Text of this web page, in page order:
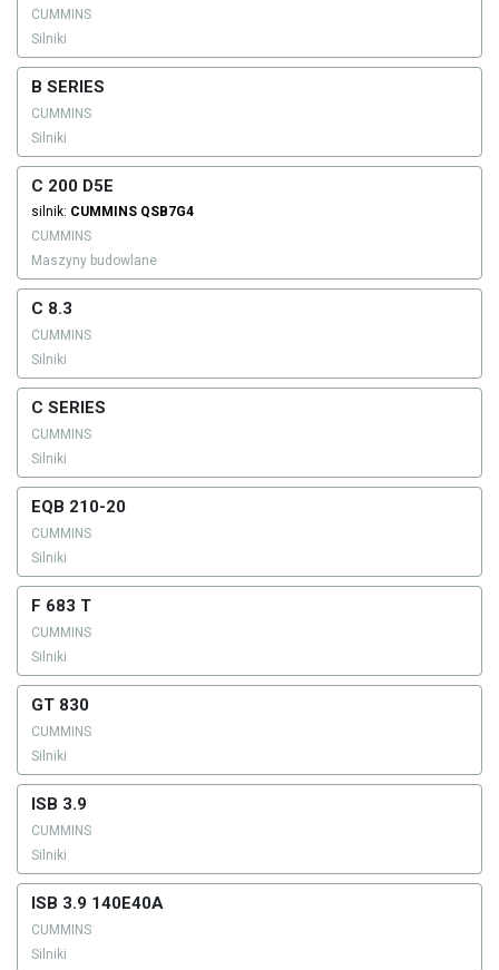
CUMMINS
Silniki
B SERIES
CUMMINS
Silniki
C 200 D5E
silnik: CUMMINS QSB7G4
CUMMINS
Maszyny budowlane
C 8.3
CUMMINS
Silniki
C SERIES
CUMMINS
Silniki
EQB 210-20
CUMMINS
Silniki
F 683 T
CUMMINS
Silniki
GT 830
CUMMINS
Silniki
ISB 3.9
CUMMINS
Silniki
ISB 3.9 140E40A
CUMMINS
Silniki